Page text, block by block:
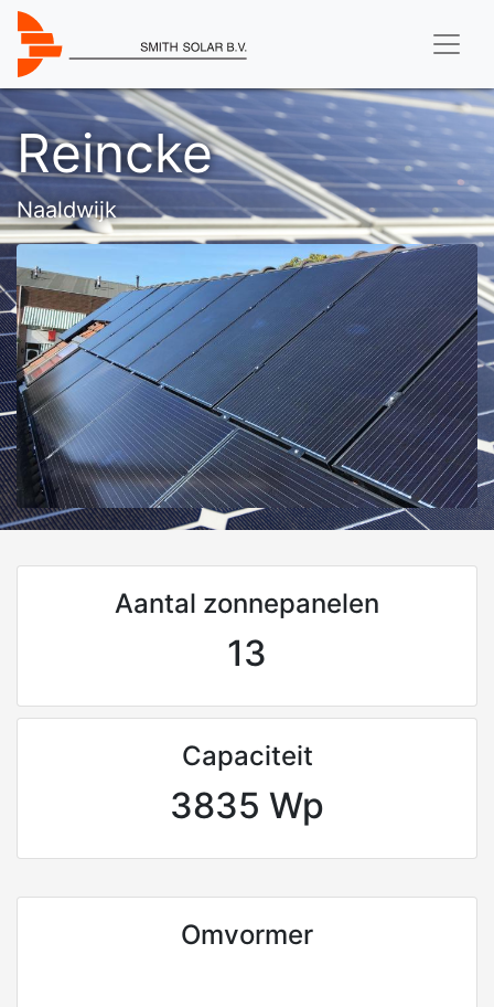
Reincke
Naaldwijk
Aantal zonnepanelen
13
Capaciteit
3835 Wp
Omvormer